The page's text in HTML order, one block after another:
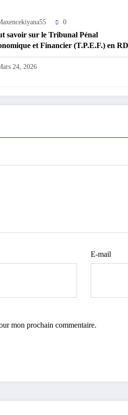
0
savoir sur le Tribunal Pénal
et Financier (T.P.E.F.) en
et Missions
24, 2026
E-mail
mon prochain commentaire.